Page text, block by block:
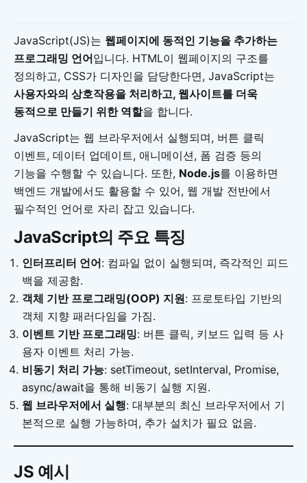
JavaScript(JS)는 웹페이지에 동적인 기능을 추가하는
프로그래밍 언어입니다. HTML이 웹페이지의 구조를
정의하고, CSS가 디자인을 담당한다면, JavaScript는
사용자와의 상호작용을 처리하고, 웹사이트를 더욱
동적으로 만들기 위한 역할을 합니다.
JavaScript는 웹 브라우저에서 실행되며, 버튼 클릭
이벤트, 데이터 업데이트, 애니메이션, 폼 검증 등의
기능을 수행할 수 있습니다. 또한, Node.js를 이용하면
백엔드 개발에서도 활용할 수 있어, 웹 개발 전반에서
필수적인 언어로 자리 잡고 있습니다.
JavaScript의 주요 특징
인터프리터 언어: 컴파일 없이 실행되며, 즉각적인 피드
백을 제공함.
객체 기반 프로그래밍(OOP) 지원: 프로토타입 기반의
객체 지향 패러다임을 가짐.
이벤트 기반 프로그래밍: 버튼 클릭, 키보드 입력 등 사
용자 이벤트 처리 가능.
비동기 처리 가능: setTimeout, setInterval, Promise,
async/await을 통해 비동기 실행 지원.
웹 브라우저에서 실행: 대부분의 최신 브라우저에서 기
본적으로 실행 가능하며, 추가 설치가 필요 없음.
JS 예시